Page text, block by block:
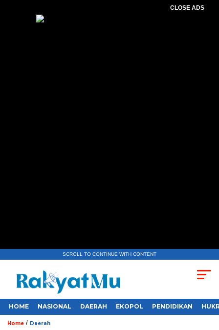
CLOSE ADS
SCROLL TO CONTINUE WITH CONTENT
HOME NASIONAL DAERAH EKOPOL PENDIDIKAN
Home / Daerah